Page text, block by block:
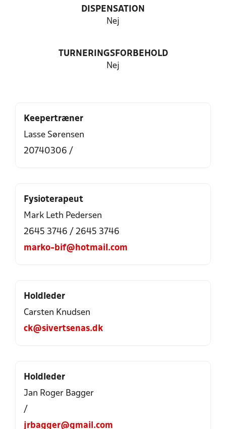
DISPENSATION
Nej
TURNERINGSFORBEHOLD
Nej
Keepertræner
Lasse Sørensen
20740306 /
Fysioterapeut
Mark Leth Pedersen
2645 3746 / 2645 3746
marko-bif@hotmail.com
Holdleder
Carsten Knudsen
ck@sivertsenas.dk
Holdleder
Jan Roger Bagger
/
jrbagger@gmail.com